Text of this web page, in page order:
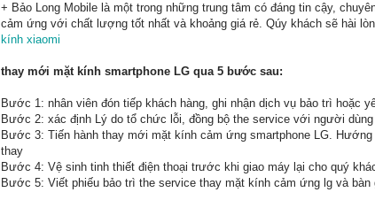
+ Bảo Long Mobile là một trong những trung tâm có đáng tin cậy,
cảm ứng với chất lượng tốt nhất và khoảng giá rẻ. Qúy khách sẽ hài
kính xiaomi
thay mới mặt kính smartphone LG qua 5 bước sau:
Bước 1: nhân viên đón tiếp khách hàng, ghi nhận dịch vụ bảo trì hoặc
Bước 2: xác định Lý do tổ chức lỗi, đồng bộ the service với người dùng
Bước 3: Tiến hành thay mới mặt kính cảm ứng smartphone LG.
thay
Bước 4: Vệ sinh tinh thiết điện thoại trước khi giao máy lại cho quý
Bước 5: Viết phiếu bảo trì the service thay mặt kính cảm ứng lg và